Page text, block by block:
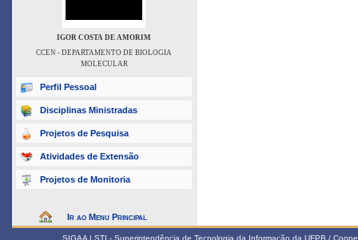
IGOR COSTA DE AMORIM
CCEN - DEPARTAMENTO DE BIOLOGIA
MOLECULAR
Perfil Pessoal
Disciplinas Ministradas
Projetos de Pesquisa
Atividades de Extensão
Projetos de Monitoria
Ir ao Menu Principal
SIGAA | STI - Superintendência de Tecnologia da Informação da UFPB /